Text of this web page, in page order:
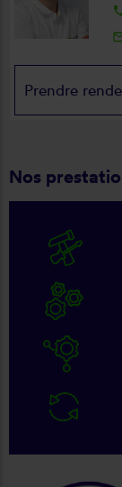
Prendre
Nos